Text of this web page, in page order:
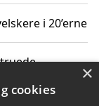
i 20’erne
×
cookies